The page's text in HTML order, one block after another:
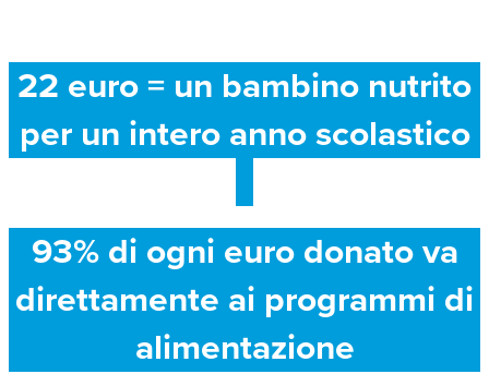
22 euro = un bambino nutrito
per un intero anno scolastico
93% di ogni euro donato va
direttamente ai programmi di
alimentazione